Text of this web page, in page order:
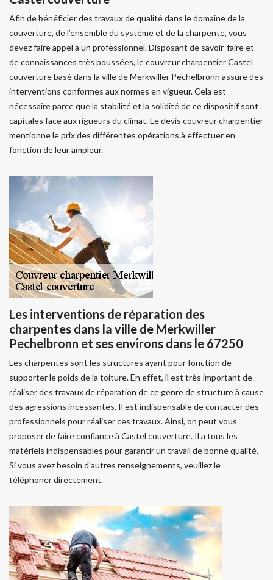
Afin de bénéficier des travaux de qualité dans le domaine de la
couverture, de l’ensemble du système et de la charpente, vous
devez faire appel à un professionnel. Disposant de savoir-faire et
de connaissances très poussées, le couvreur charpentier Castel
couverture basé dans la ville de Merkwiller Pechelbronn assure des
interventions conformes aux normes en vigueur. Cela est
nécessaire parce que la stabilité et la solidité de ce dispositif sont
capitales face aux rigueurs du climat. Le devis couvreur charpentier
mentionne le prix des différentes opérations à effectuer en
fonction de leur ampleur.
Les interventions de réparation des
charpentes dans la ville de Merkwiller
Pechelbronn et ses environs dans le 67250
Les charpentes sont les structures ayant pour fonction de
supporter le poids de la toiture. En effet, il est très important de
réaliser des travaux de réparation de ce genre de structure à cause
des agressions incessantes. Il est indispensable de contacter des
professionnels pour réaliser ces travaux. Ainsi, on peut vous
proposer de faire confiance à Castel couverture. Il a tous les
matériels indispensables pour garantir un travail de bonne qualité.
Si vous avez besoin d'autres renseignements, veuillez le
téléphoner directement.